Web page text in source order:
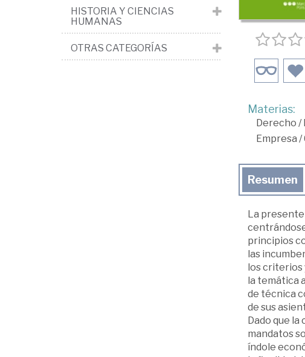
Materias:
Derecho /
Empresa /
Resumen
La
principios
las
los criterios
la temática
de técnica
de sus
Dado que
mandatos
índole
HISTORIA Y CIENCIAS
HUMANAS
OTRAS CATEGORÍAS